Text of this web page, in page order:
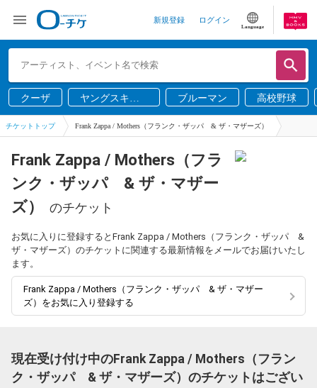
新規登録 ログイン
Language
クーザ
ヤングスキニ
ー
ブルーマン 高校野球
チケットトップ Frank Zappa / Mothers（フランク・ザッパ & ザ・マザーズ）
Frank Zappa / Mothers（フラ
ンク・ザッパ & ザ・マザー
ズ）
のチケット
お気に入りに登録するとFrank Zappa / Mothers（フランク・ザッパ &
ザ・マザーズ）のチケットに関連する最新情報をメールでお届けいたし
ます。
Frank Zappa / Mothers（フランク・ザッパ & ザ・マザー
ズ）をお気に入り登録する
現在受け付け中のFrank Zappa / Mothers（フラン
ク・ザッパ & ザ・マザーズ）のチケットはござい